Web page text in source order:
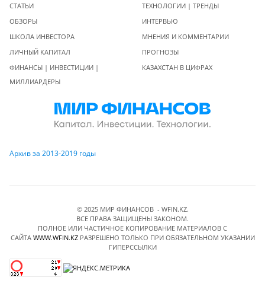
СТАТЬИ
ОБЗОРЫ
ШКОЛА ИНВЕСТОРА
ЛИЧНЫЙ КАПИТАЛ
ФИНАНСЫ | ИНВЕСТИЦИИ |
МИЛЛИАРДЕРЫ
ТЕХНОЛОГИИ | ТРЕНДЫ
ИНТЕРВЬЮ
МНЕНИЯ И КОММЕНТАРИИ
ПРОГНОЗЫ
КАЗАХСТАН В ЦИФРАХ
Архив за 2013-2019 годы
© 2025 МИР ФИНАНСОВ - WFIN.KZ.
ВСЕ ПРАВА ЗАЩИЩЕНЫ ЗАКОНОМ.
ПОЛНОЕ ИЛИ ЧАСТИЧНОЕ КОПИРОВАНИЕ МАТЕРИАЛОВ C
САЙТА WWW.WFIN.KZРАЗРЕШЕНО ТОЛЬКО ПРИ ОБЯЗАТЕЛЬНОМ УКАЗАНИИ
ГИПЕРССЫЛКИ